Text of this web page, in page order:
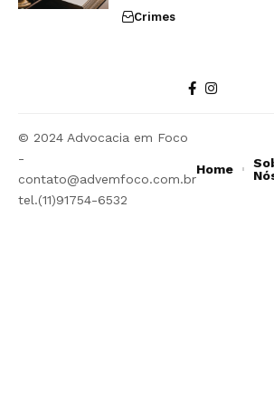
Crimes
© 2024 Advocacia em Foco
-
contato@advemfoco.com.br
tel.(11)91754-6532
Home